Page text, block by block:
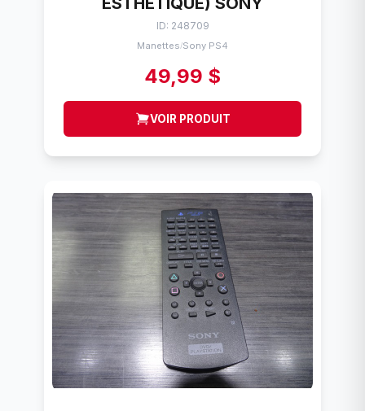
ID: 248709
Manettes/Sony PS4
49,99 $
VOIR PRODUIT